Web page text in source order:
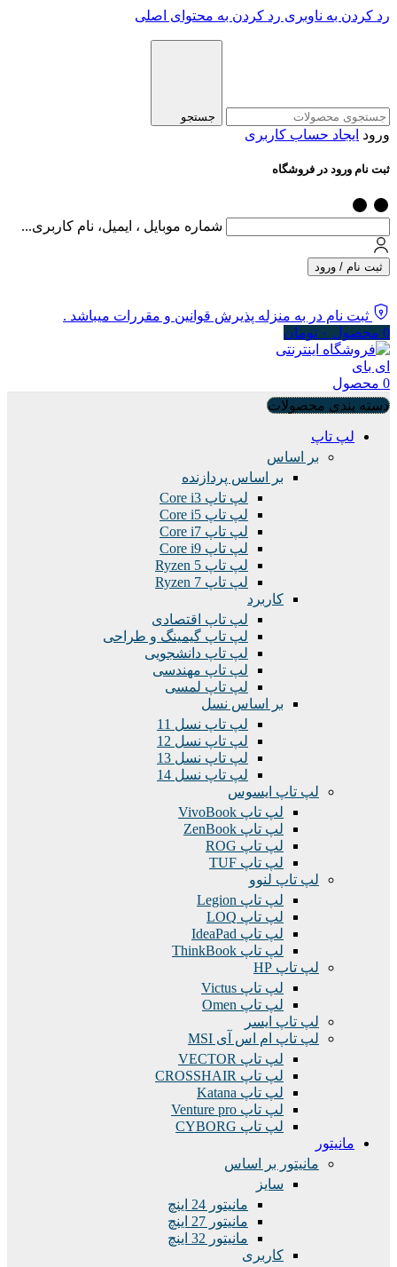
رد کردن به ناوبری رد کردن به محتوای اصلی
جستجو
ورود ایجاد حساب کاربری
ثبت نام ورود در فروشگاه
شماره موبایل ، ایمیل، نام کاربری...
ثبت نام / ورود
ثبت نام در به منزله پذیرش قوانین و مقررات میباشد .
0 محصول ۰ تومان
0 محصول
دسته بندی محصولات
لپ تاپ
بر اساس
بر اساس پردازنده
لپ تاپ Core i3
لپ تاپ Core i5
لپ تاپ Core i7
لپ تاپ Core i9
لپ تاپ Ryzen 5
لپ تاپ Ryzen 7
کاربرد
لپ تاپ اقتصادی
لپ تاپ گیمینگ و طراحی
لپ تاپ دانشجویی
لپ تاپ مهندسی
لپ تاپ لمسی
بر اساس نسل
لپ تاپ نسل 11
لپ تاپ نسل 12
لپ تاپ نسل 13
لپ تاپ نسل 14
لپ تاپ ایسوس
لپ تاپ VivoBook
لپ تاپ ZenBook
لپ تاپ ROG
لپ تاپ TUF
لپ تاپ لنوو
لپ تاپ Legion
لپ تاپ LOQ
لپ تاپ IdeaPad
لپ تاپ ThinkBook
لپ تاپ HP
لپ تاپ Victus
لپ تاپ Omen
لپ تاپ ایسر
لپ تاپ ام اس آی MSI
لپ تاپ VECTOR
لپ تاپ CROSSHAIR
لپ تاپ Katana
لپ تاپ Venture pro
لپ تاپ CYBORG
مانیتور
مانیتور بر اساس
سایز
مانیتور 24 اینچ
مانیتور 27 اینچ
مانیتور 32 اینچ
کاربری